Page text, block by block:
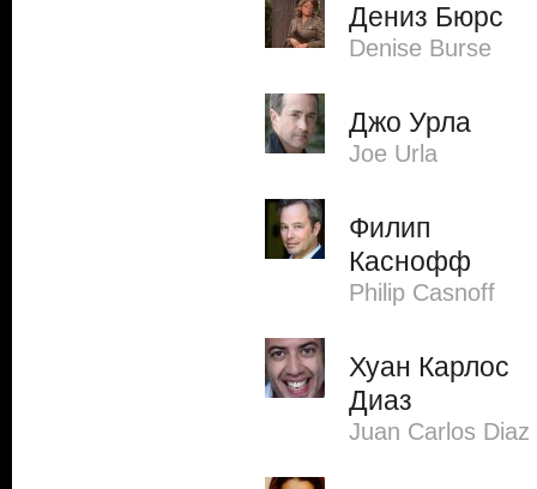
Дениз Бюрс
Denise Burse
Джо Урла
Joe Urla
Филип
Каснофф
Philip Casnoff
Хуан Карлос
Диаз
Juan Carlos Diaz